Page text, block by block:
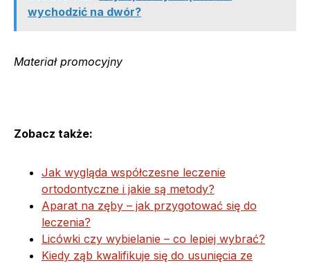
wychodzić na dwór?
Materiał promocyjny
Zobacz także:
Jak wygląda współczesne leczenie
ortodontyczne i jakie są metody?
Aparat na zęby – jak przygotować się do
leczenia?
Licówki czy wybielanie – co lepiej wybrać?
Kiedy ząb kwalifikuje się do usunięcia ze